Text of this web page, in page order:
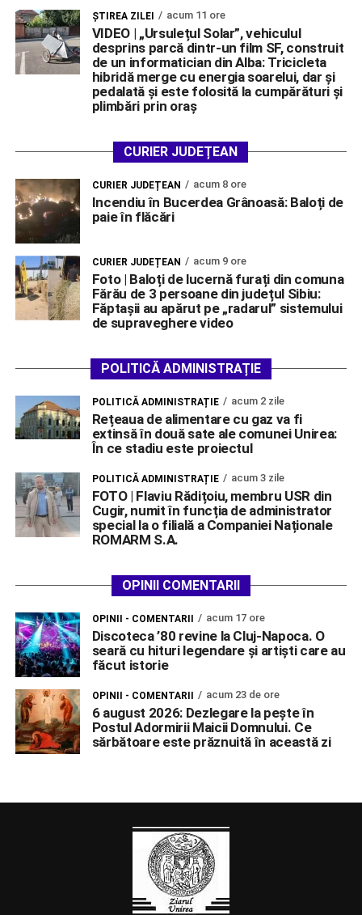
ŞTIREA ZILEI acum 11 ore
VIDEO | „Ursulețul Solar”, vehiculul
desprins parcă dintr-un film SF, construit
de un informatician din Alba: Tricicleta
hibridă merge cu energia soarelui, dar și
pedalată și este folosită la cumpărături și
plimbări prin oraș
CURIER JUDEȚEAN
CURIER JUDEȚEAN acum 8 ore
Incendiu în Bucerdea Grânoasă: Baloți de
paie în flăcări
CURIER JUDEȚEAN acum 9 ore
Foto | Baloți de lucernă furați din comuna
Fărău de 3 persoane din județul Sibiu:
Făptașii au apărut pe „radarul” sistemului
de supraveghere video
POLITICĂ ADMINISTRAȚIE
POLITICĂ ADMINISTRAȚIE acum 2 zile
Rețeaua de alimentare cu gaz va fi
extinsă în două sate ale comunei Unirea:
În ce stadiu este proiectul
POLITICĂ ADMINISTRAȚIE acum 3 zile
FOTO | Flaviu Rădițoiu, membru USR din
Cugir, numit în funcția de administrator
special la o filială a Companiei Naționale
ROMARM S.A.
OPINII COMENTARII
OPINII - COMENTARII acum 17 ore
Discoteca ’80 revine la Cluj-Napoca. O
seară cu hituri legendare și artiști care au
făcut istorie
OPINII - COMENTARII acum 23 de ore
6 august 2026: Dezlegare la pește în
Postul Adormirii Maicii Domnului. Ce
sărbătoare este prăznuită în această zi